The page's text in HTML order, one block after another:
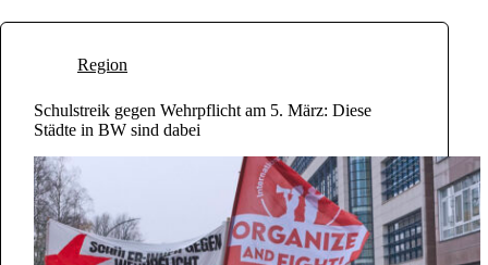
Region
Schulstreik gegen Wehrpflicht am 5. März: Diese
Städte in BW sind dabei